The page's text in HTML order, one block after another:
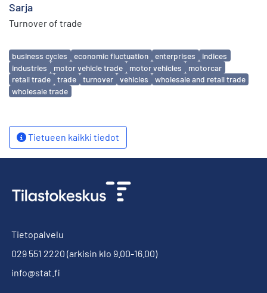
Sarja
Turnover of trade
Avainsanat
business cycles economic fluctuation enterprises
indices
industries
motor vehicle trade motor vehicles
motorcar
retail trade
trade turnover vehicles
wholesale and retail trade
wholesale trade
Tietueen kaikki tiedot
Tietopalvelu
029 551 2220 (arkisin klo 9.00-16.00)
info@stat.fi